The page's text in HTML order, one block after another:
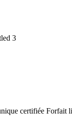
3
certifiée Forfait